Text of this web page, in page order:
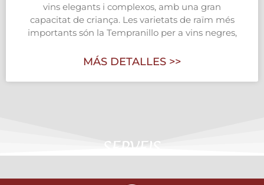
vins elegants i complexos, amb una gran
capacitat de criança. Les varietats de raïm més
importants són la Tempranillo per a vins negres,
MÁS DETALLES >>
SERVEIS